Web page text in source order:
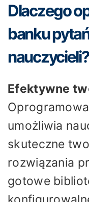
Dlaczego
banku
nauczycieli?
Efektywne
umożliwia
skuteczne
rozwiązania
gotowe